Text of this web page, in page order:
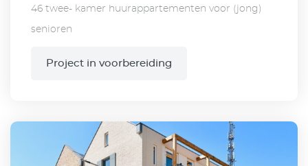
46 twee- kamer huurappartementen voor (jong)
senioren
Project in voorbereiding